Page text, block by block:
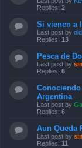
Replies: 2
Si vienen a
Last post by
Replies: 13
Pesca de
Last post by
Replies: 6
Argentina
Last post by
Replies: 6
Aun Queda
Last post by
Replies: 11